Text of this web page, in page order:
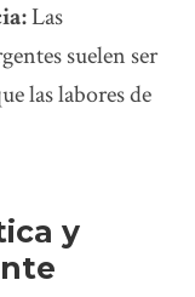
Las
suelen ser
las labores de
y